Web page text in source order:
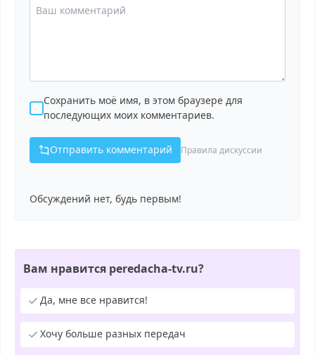
Сохранить моё имя, в этом браузере для
последующих моих комментариев.
Отправить комментарий Правила дискуссии
Обсуждений нет, будь первым!
Вам нравится peredacha-tv.ru?
Да, мне все нравится!
Хочу больше разных передач